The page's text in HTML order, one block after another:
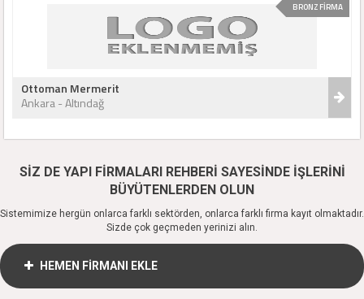
BRONZ FİRMA
Ottoman Mermerit
Ankara - Altındağ
SİZ DE YAPI FİRMALARI REHBERİ SAYESİNDE İŞLERİNİ
BÜYÜTENLERDEN OLUN
Sistemimize hergün onlarca farklı sektörden, onlarca farklı firma kayıt olmaktadır.
Sizde çok geçmeden yerinizi alın.
HEMEN FİRMANI EKLE